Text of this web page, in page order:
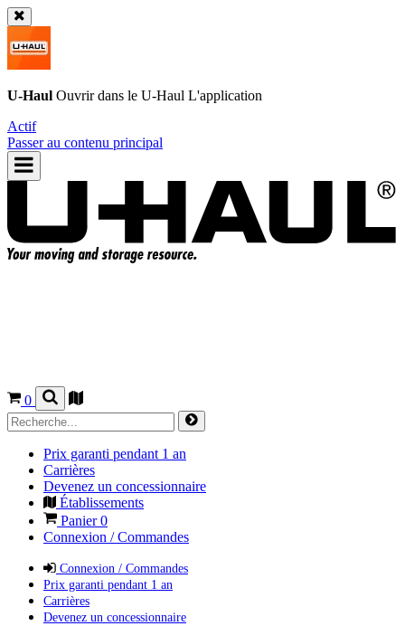
U-Haul Ouvrir dans le U-Haul L'application
Actif
Passer au contenu principal
0
Prix garanti pendant 1 an
Carrières
Devenez un concessionnaire
Établissements
Panier0
Connexion / Commandes
Connexion / Commandes
Prix garanti pendant 1 an
Carrières
Devenez un concessionnaire